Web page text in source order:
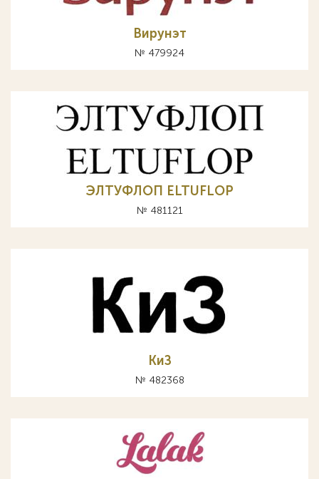
Вирунэт
№ 479924
ЭЛТУФЛОП ELTUFLOP
№ 481121
КиЗ
№ 482368